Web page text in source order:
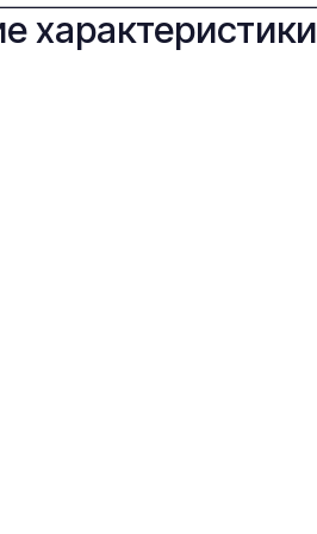
характеристики